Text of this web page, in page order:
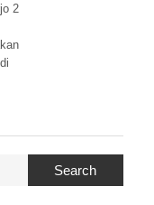
2
Search